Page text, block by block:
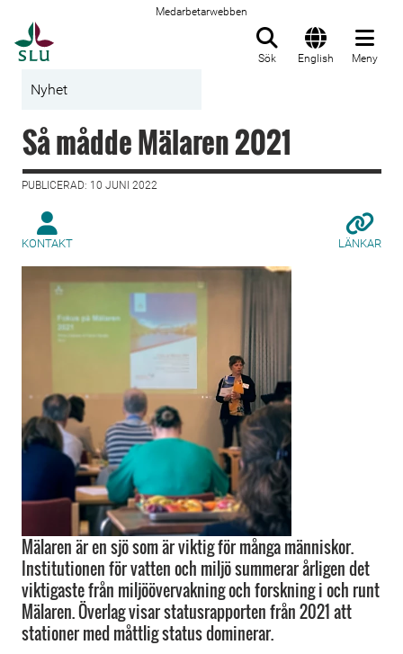
Medarbetarwebben
Sök English Meny
Nyhet
Så mådde Mälaren 2021
PUBLICERAD: 10 JUNI 2022
KONTAKT LÄNKAR
Mälaren är en sjö som är viktig för många människor.
Institutionen för vatten och miljö summerar årligen det
viktigaste från miljöövervakning och forskning i och runt
Mälaren. Överlag visar statusrapporten från 2021 att
stationer med måttlig status dominerar.